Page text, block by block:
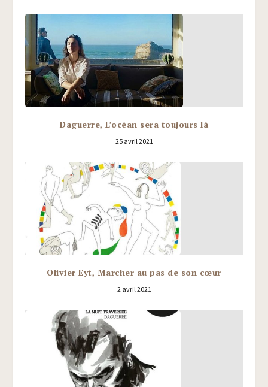
Daguerre, L’océan sera toujours là
25 avril 2021
Olivier Eyt, Marcher au pas de son cœur
2 avril 2021